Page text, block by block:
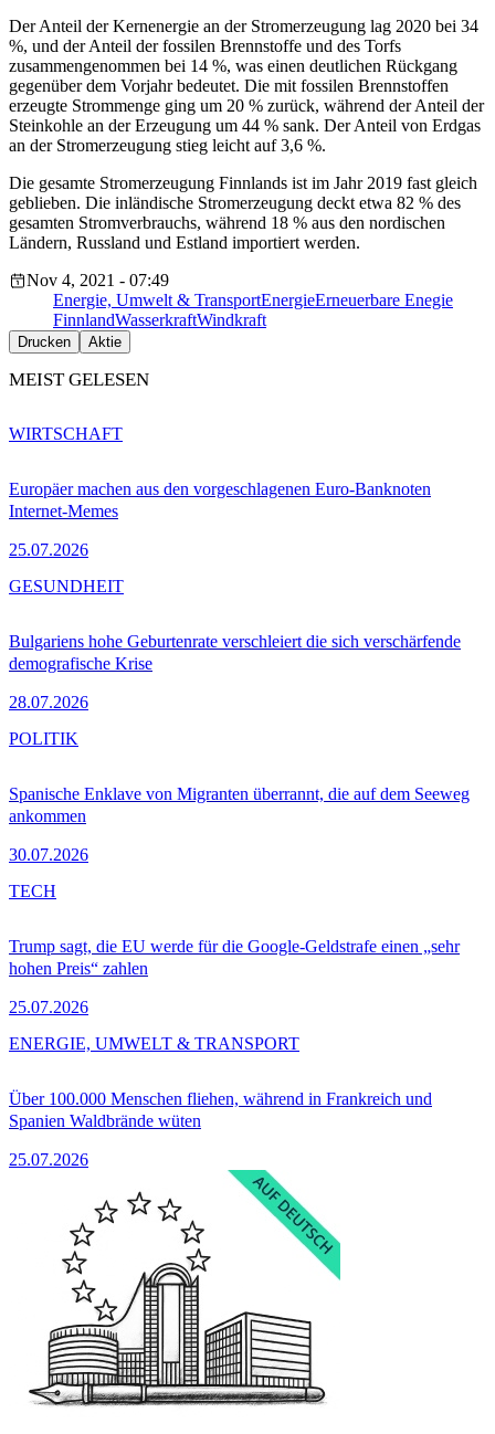
Der Anteil der Kernenergie an der Stromerzeugung lag 2020 bei 34
%, und der Anteil der fossilen Brennstoffe und des Torfs
zusammengenommen bei 14 %, was einen deutlichen Rückgang
gegenüber dem Vorjahr bedeutet. Die mit fossilen Brennstoffen
erzeugte Strommenge ging um 20 % zurück, während der Anteil der
Steinkohle an der Erzeugung um 44 % sank. Der Anteil von Erdgas
an der Stromerzeugung stieg leicht auf 3,6 %.
Die gesamte Stromerzeugung Finnlands ist im Jahr 2019 fast gleich
geblieben. Die inländische Stromerzeugung deckt etwa 82 % des
gesamten Stromverbrauchs, während 18 % aus den nordischen
Ländern, Russland und Estland importiert werden.
Nov 4, 2021 - 07:49
Energie, Umwelt & TransportEnergieErneuerbare Enegie
FinnlandWasserkraftWindkraft
Drucken Aktie
MEIST GELESEN
Europäer machen aus den vorgeschlagenen Euro-Banknoten
Internet-Memes
25.07.2026
WIRTSCHAFT
Bulgariens hohe Geburtenrate verschleiert die sich verschärfende
demografische Krise
28.07.2026
GESUNDHEIT
Spanische Enklave von Migranten überrannt, die auf dem Seeweg
ankommen
30.07.2026
POLITIK
Trump sagt, die EU werde für die Google-Geldstrafe einen „sehr
hohen Preis“ zahlen
25.07.2026
TECH
Über 100.000 Menschen fliehen, während in Frankreich und
Spanien Waldbrände wüten
25.07.2026
ENERGIE, UMWELT & TRANSPORT